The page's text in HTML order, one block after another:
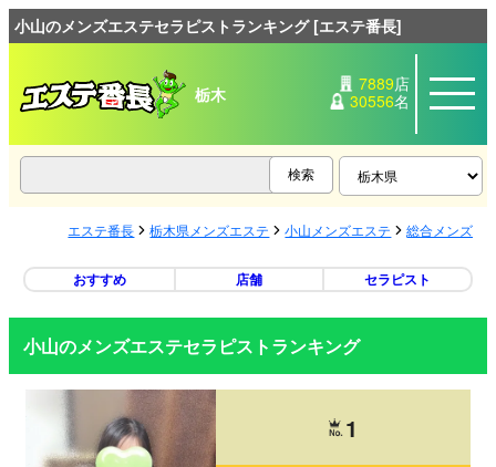
小山のメンズエステセラピストランキング [エステ番長]
栃木 7889店
30556名
エステ番長 栃木県メンズエステ 小山メンズエステ 総合メンズエ
おすすめ 店舗 セラピスト
小山のメンズエステセラピストランキング
1